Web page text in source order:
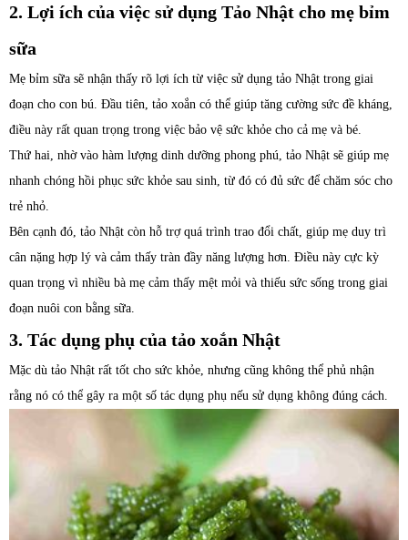
2. Lợi ích của việc sử dụng Tảo Nhật cho mẹ bỉm
sữa
Mẹ bỉm sữa sẽ nhận thấy rõ lợi ích từ việc sử dụng tảo Nhật trong giai
đoạn cho con bú. Đầu tiên, tảo xoắn có thể giúp tăng cường sức đề kháng,
điều này rất quan trọng trong việc bảo vệ sức khỏe cho cả mẹ và bé.
Thứ hai, nhờ vào hàm lượng dinh dưỡng phong phú, tảo Nhật sẽ giúp mẹ
nhanh chóng hồi phục sức khỏe sau sinh, từ đó có đủ sức để chăm sóc cho
trẻ nhỏ.
Bên cạnh đó, tảo Nhật còn hỗ trợ quá trình trao đổi chất, giúp mẹ duy trì
cân nặng hợp lý và cảm thấy tràn đầy năng lượng hơn. Điều này cực kỳ
quan trọng vì nhiều bà mẹ cảm thấy mệt mỏi và thiếu sức sống trong giai
đoạn nuôi con bằng sữa.
3. Tác dụng phụ của tảo xoắn Nhật
Mặc dù tảo Nhật rất tốt cho sức khỏe, nhưng cũng không thể phủ nhận
rằng nó có thể gây ra một số tác dụng phụ nếu sử dụng không đúng cách.